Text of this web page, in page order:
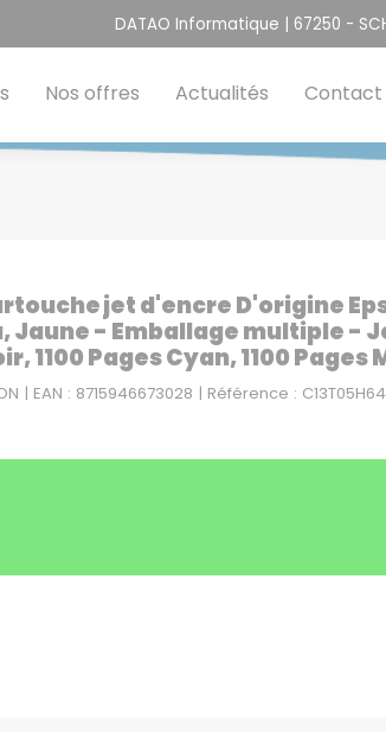
DATAO Informatique | 67250 -
Nos offres Actualités Contact
jet d'encre D'origine
Jaune - Emballage multiple -
1100 Pages Cyan, 1100
| EAN : 8715946673028 | Référence :